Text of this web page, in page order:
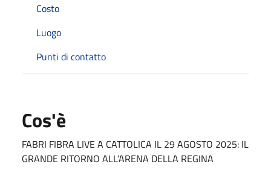
Costo
Luogo
Punti di contatto
Cos'è
FABRI FIBRA LIVE A CATTOLICA IL 29 AGOSTO 2025: IL
GRANDE RITORNO ALL’ARENA DELLA REGINA